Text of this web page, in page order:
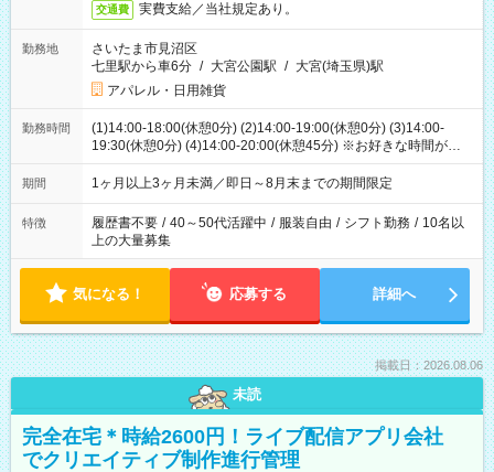
交通費 実費支給／当社規定あり。
勤務地
さいたま市見沼区
七里駅から車6分 / 大宮公園駅 / 大宮(埼玉県)駅
アパレル・日用雑貨
勤務時間
(1)14:00-18:00(休憩0分) (2)14:00-19:00(休憩0分) (3)14:00-
19:30(休憩0分) (4)14:00-20:00(休憩45分) ※お好きな時間が選べ
ます
期間 1ヶ月以上3ヶ月未満／即日～8月末までの期間限定
特徴 履歴書不要 / 40～50代活躍中 / 服装自由 / シフト勤務 / 10名以
上の大量募集
気になる！ 応募する 詳細へ
掲載日：2026.08.06
未読
完全在宅＊時給2600円！ライブ配信アプリ会社
でクリエイティブ制作進行管理